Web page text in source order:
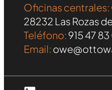
Oficinas centrales:
28232 Las Rozas
Teléfono: 915 47
Email: